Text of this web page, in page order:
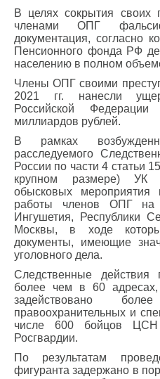
В целях сокрытия своих
членами ОПГ
документация, согласно
Пенсионного фонда РФ
населению в полном
Члены ОПГ своими
2021 гг. нанесли
Российской
миллиардов рублей.
В рамках
расследуемого
России по части 4 статьи
крупном размере) УК
обысковых
работы членов ОПГ на
Ингушетия, Республики
Москвы, в ходе
документы, имеющие
уголовного дела.
Следственные действия
более чем в 60
задействовано
правоохранительных и
числе 600 бойцов
Росгвардии.
По результатам
фигуранта задержано в